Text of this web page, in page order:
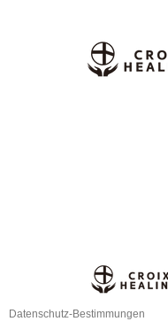
Datenschutz-Bestimmungen